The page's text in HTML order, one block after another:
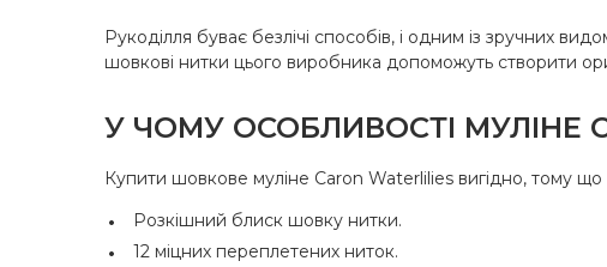
Рукоділля буває безлічі способів, і одним із зручних
шовкові нитки цього виробника допоможуть створити
У ЧОМУ ОСОБЛИВОСТІ МУЛІНЕ
Купити шовкове муліне Caron Waterlilies вигідно, тому що
Розкішний блиск шовку нитки.
12 міцних переплетених ниток.